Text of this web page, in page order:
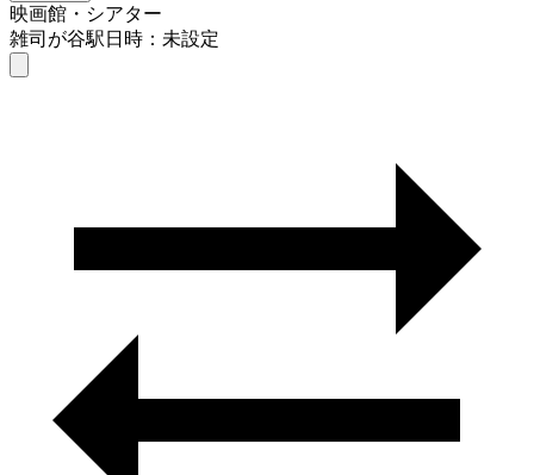
映画館・シアター
雑司が谷駅日時：未設定